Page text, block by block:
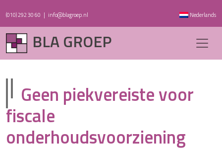
(010) 292 30 60 | info@blagroep.nl Nederlands
BLA GROEP
Geen piekvereiste voor
fiscale
onderhoudsvoorziening